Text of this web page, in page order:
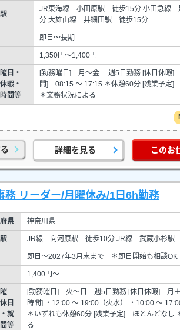
JR東海線 小田原駅 徒歩15分 小田急線
分 大雄山線 井細田駅 徒歩15分
即日～長期
1,350円～1,400円
日・
暇・
間等
[勤務曜日] 月～金 週5日勤務 [休日休暇]
間] 08:15 ～ 17:15 ＊休憩60分 [残業予定]
＊業務状況による
詳細を見る このお
務 リーダー/月曜休み/1日6h勤務
県 神奈川県
JR線 向河原駅 徒歩10分 JR線 武蔵小杉駅
即日～2027年3月末まで ＊即日開始も相談OK
1,400円～
日
就
等
[勤務曜日] 火～日 週5日勤務 [休日休暇] 月＋
時間] ・12:00 ～ 19:00（火水） ・10:00 ～
＊いずれも休憩60分 [残業予定] ほとんどなし
る